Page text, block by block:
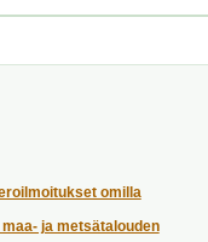
omilla
ja metsätalouden